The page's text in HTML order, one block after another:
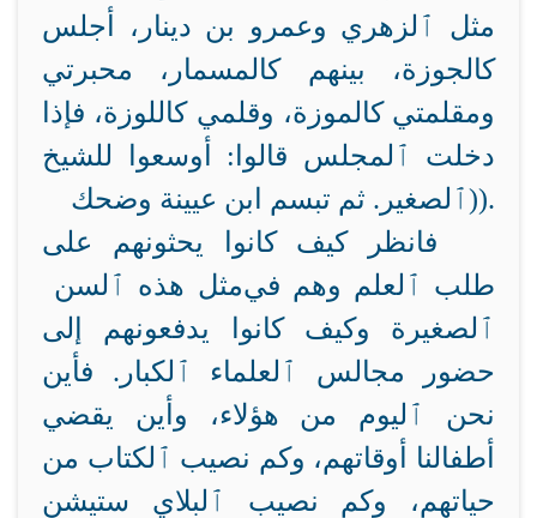
مثل ٱلزهري وعمرو بن دينار، أجلس
بينهم كالمسمار، محبرتي
كالجوزة،
ومقلمتي كالموزة، وقلمي كاللوزة، فإذا
دخلت ٱلمجلس قالوا: أوسعوا للشيخ
ٱلصغير. ثم تبسم ابن عيينة وضحك)).
فانظر كيف كانوا يحثونهم على
طلب ٱلعلم وهم فيمثل هذه ٱلسن
ٱلصغيرة وكيف كانوا يدفعونهم إلى
حضور مجالس ٱلعلماء ٱلكبار. فأين
نحن ٱليوم من هؤلاء، وأين يقضي
أطفالنا أوقاتهم، وكم نصيب ٱلكتاب من
حياتهم، وكم نصيب ٱلبلاي ستيشن